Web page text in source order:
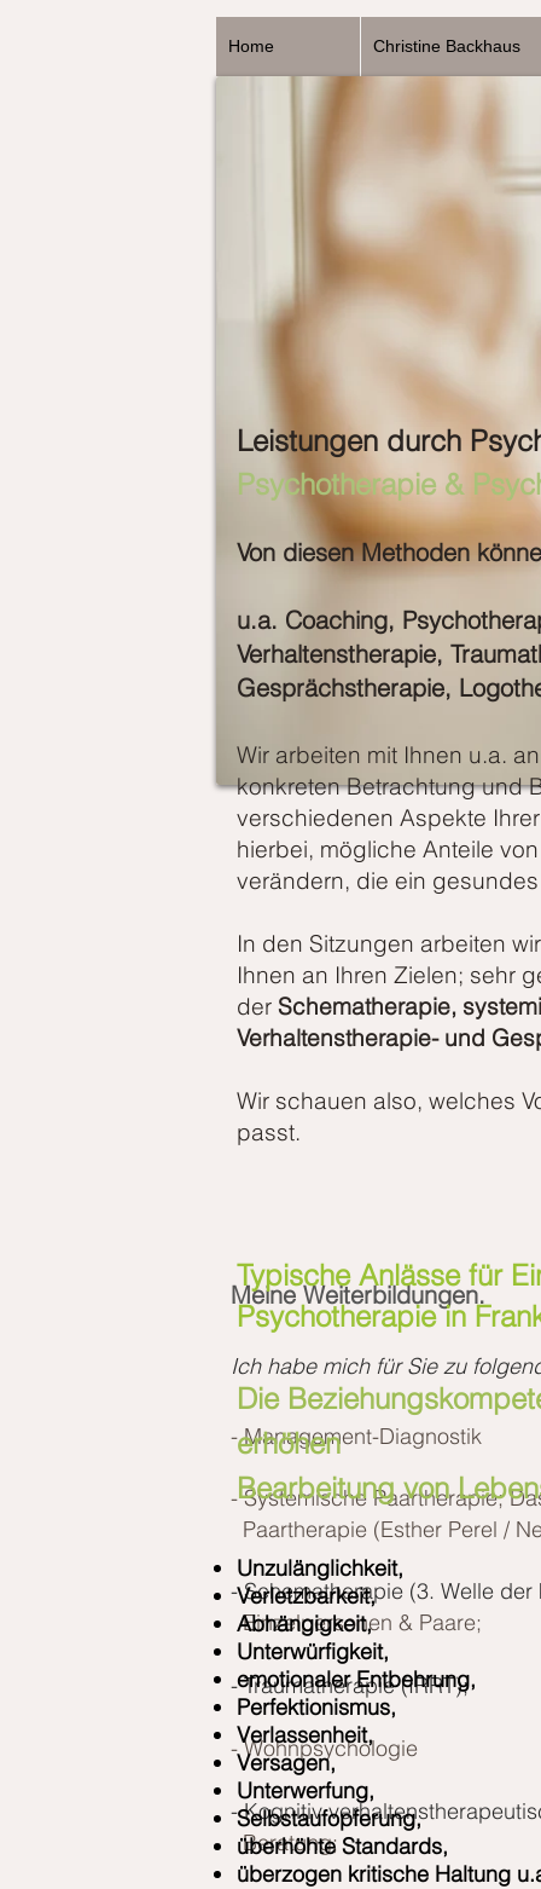
Home Christine Backhaus
Meine Weiterbildungen.
Ich habe mich für Sie zu
- Management-Diagnostik
- Systemische Paartherapie;
Paartherapie (Esther Perel /
- Schematherapie (3. Welle der
Einzelpersonen & Paare;
- Traumatherapie (IRRT);
- Wohnpsychologie
- Kognitiv
Beratung;
Leistungen durch
Psychotherapie &
Von diesen Methoden
u.a. Coaching,
Verhaltenstherapie,
Gesprächstherapie,
Wir arbeiten mit Ihnen u.a.
konkreten Betrachtung und
verschiedenen Aspekte
hierbei, mögliche Anteile
verändern, die ein
In den Sitzungen arbeiten
Ihnen an Ihren Zielen; sehr
der Schematherapie,
Verhaltenstherapie- und
Wir schauen also, welches
passt.
Typische Anlässe für
Psychotherapie in
Die
erhöhen
Bearbeitung von
Unzulänglichkeit,
Verletzbarkeit,
Abhängigkeit,
Unterwürfigkeit,
emotionaler Entbehrung,
Perfektionismus,
Verlassenheit,
Versagen,
Unterwerfung,
Selbstaufopferung,
überhöhte Standards,
überzogen kritische Haltung